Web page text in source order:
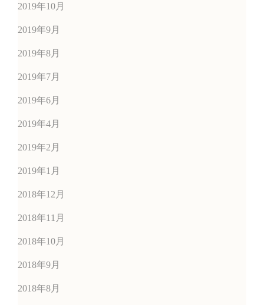
2019年10月
2019年9月
2019年8月
2019年7月
2019年6月
2019年4月
2019年2月
2019年1月
2018年12月
2018年11月
2018年10月
2018年9月
2018年8月